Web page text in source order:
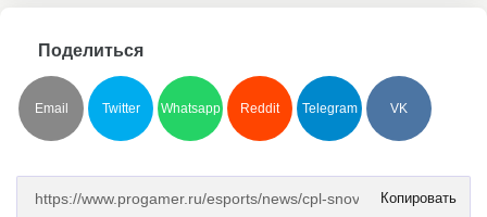
Поделиться
Email Twitter Whatsapp Reddit Telegram VK
Копировать